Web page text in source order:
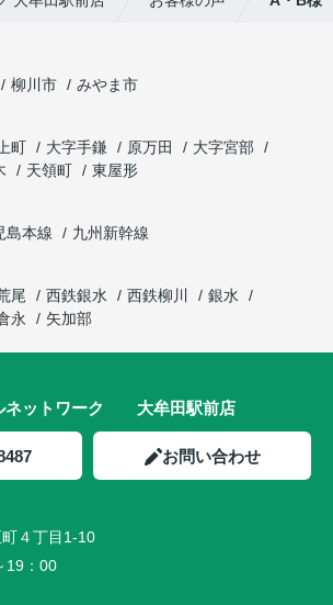
柳川市
みやま市
上町 大字手鎌 原万田
大字宮部
天領町
東屋形
島本線
九州新幹線
尾 西鉄銀水 西鉄柳川
銀水
永 矢加部
ネットワーク 大牟田駅前店
お問い合わせ
４丁目1-10
19：00